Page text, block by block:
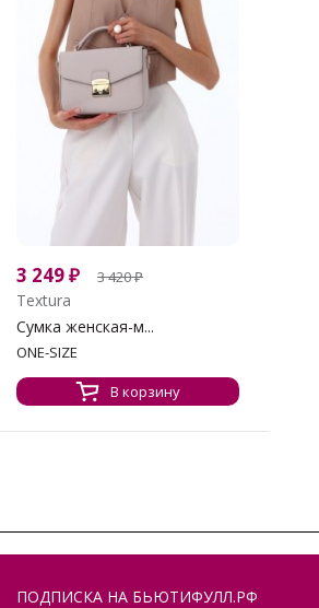
3 249₽ 3 420₽
Textura
Сумка женская-м...
ONE-SIZE
В корзину
ПОДПИСКА НА БЬЮТИФУЛЛ.РФ